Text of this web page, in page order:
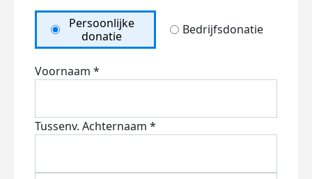
Persoonlijke
donatie
Bedrijfsdonatie
Voornaam *
Tussenv. Achternaam *